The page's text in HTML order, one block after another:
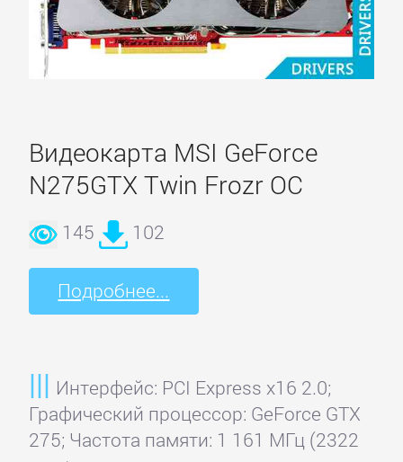
Видеокарта MSI GeForce
N275GTX Twin Frozr OC
145 102
Подробнее...
Интерфейс: PCI Express x16 2.0;
Графический процессор: GeForce GTX
275; Частота памяти: 1 161 МГц (2322
Gigabyte
HIS
HP
Inno3D
Jetway
KFA2
Leadtek
Manli